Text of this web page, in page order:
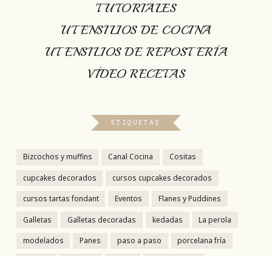
TUTORIALES
UTENSILIOS DE COCINA
UTENSILIOS DE REPOSTERÍA
VÍDEO RECETAS
ETIQUETAS
Bizcochos y muffins Canal Cocina Cositas
cupcakes decorados cursos cupcakes decorados
cursos tartas fondant Eventos Flanes y Puddines
Galletas Galletas decoradas kedadas La perola
modelados Panes paso a paso porcelana fría